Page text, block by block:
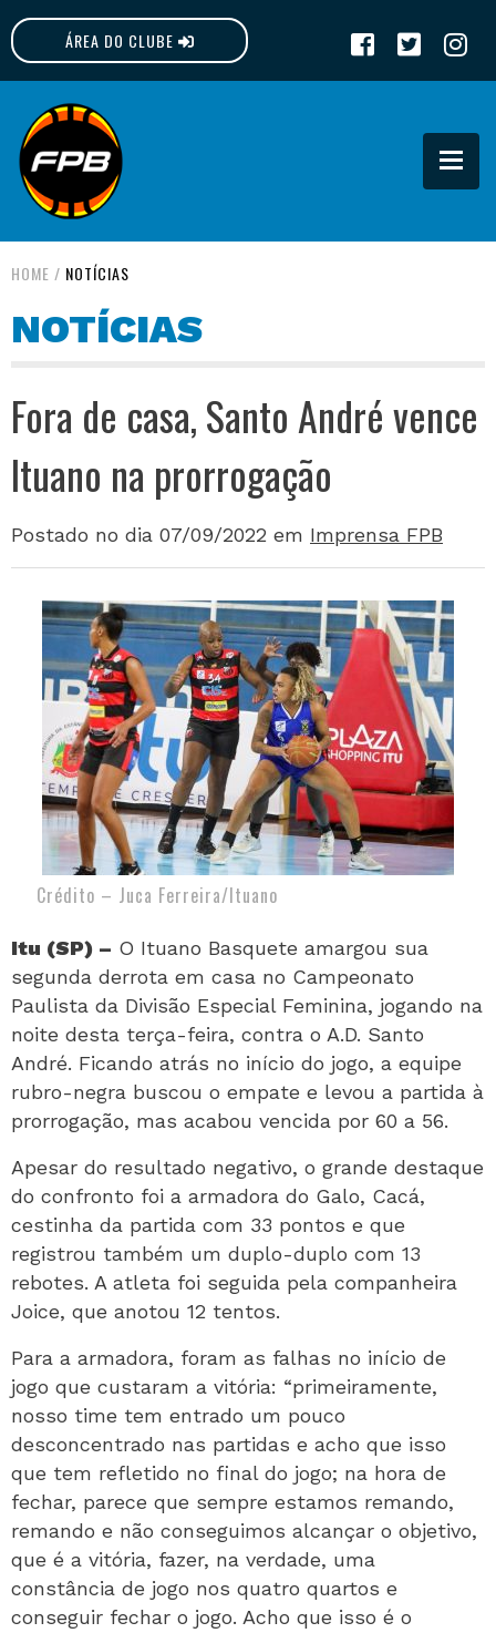
ÁREA DO CLUBE
FPB
HOME / NOTÍCIAS
NOTÍCIAS
Fora de casa, Santo André vence
Ituano na prorrogação
Postado no dia 07/09/2022 em Imprensa FPB
Crédito – Juca Ferreira/Ituano
Itu (SP) – O Ituano Basquete amargou sua
segunda derrota em casa no Campeonato
Paulista da Divisão Especial Feminina, jogando na
noite desta terça-feira, contra o A.D. Santo
André. Ficando atrás no início do jogo, a equipe
rubro-negra buscou o empate e levou a partida à
prorrogação, mas acabou vencida por 60 a 56.
Apesar do resultado negativo, o grande destaque
do confronto foi a armadora do Galo, Cacá,
cestinha da partida com 33 pontos e que
registrou também um duplo-duplo com 13
rebotes. A atleta foi seguida pela companheira
Joice, que anotou 12 tentos.
Para a armadora, foram as falhas no início de
jogo que custaram a vitória: “primeiramente,
nosso time tem entrado um pouco
desconcentrado nas partidas e acho que isso
que tem refletido no final do jogo; na hora de
fechar, parece que sempre estamos remando,
remando e não conseguimos alcançar o objetivo,
que é a vitória, fazer, na verdade, uma
constância de jogo nos quatro quartos e
conseguir fechar o jogo. Acho que isso é o